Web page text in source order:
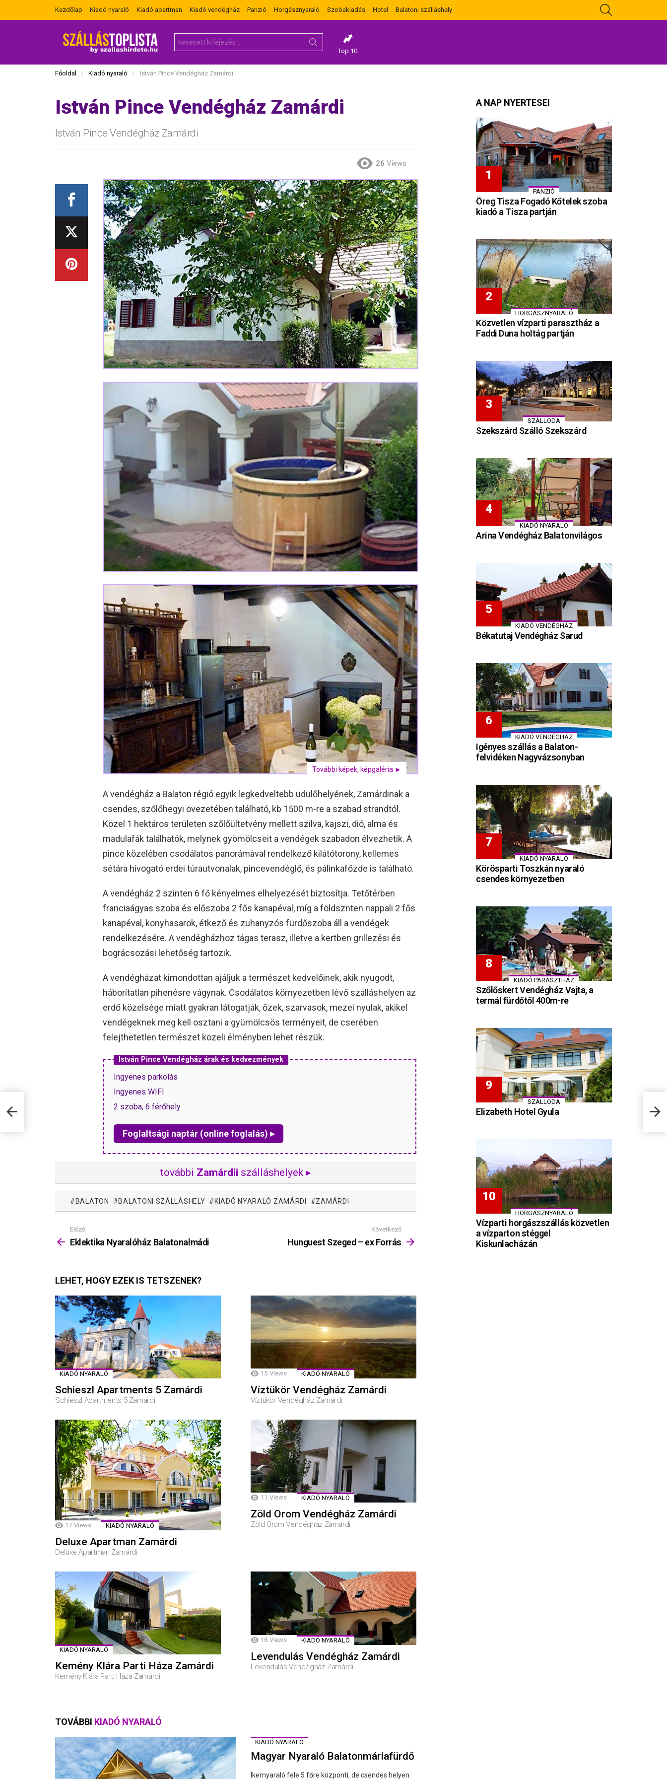
Kezdőlap Kiadó nyaraló Kiadó apartman Kiadó vendégház Panzió Horgásznyaraló Szobakiadás Hotel Balatoni szálláshely
for:
Top 10
Itt vagy most:
Főoldal Kiadó nyaraló István Pince Vendégház Zamárdi
István Pince Vendégház Zamárdi
István Pince Vendégház Zamárdi
26 Views
További képek, képgaléria ►
A vendégház a Balaton régió egyik legkedveltebb üdülőhelyének, Zamárdinak a
csendes, szőlőhegyi övezetében található, kb 1500 m-re a szabad strandtól.
Közel 1 hektáros területen szőlőültetvény mellett szilva, kajszi, dió, alma és
madulafák találhatók, melynek gyömölcseit a vendégek szabadon élvezhetik. A
pince közelében csodálatos panorámával rendelkező kilátótorony, kellemes
sétára hívogató erdei túrautvonalak, pincevendéglő, és pálinkafőzde is található.
A vendégház 2 szinten 6 fő kényelmes elhelyezését biztosítja. Tetőtérben
franciaágyas szoba és előszoba 2 fős kanapéval, míg a földsznten nappali 2 fős
kanapéval, konyhasarok, étkező és zuhanyzós fürdőszoba áll a vendégek
rendelkezésére. A vendégházhoz tágas terasz, illetve a kertben grillezési és
bográcsozási lehetőség tartozik.
A vendégházat kimondottan ajáljuk a természet kedvelőinek, akik nyugodt,
háborítatlan pihenésre vágynak. Csodálatos környezetben lévő szálláshelyen az
erdő közelsége miatt gyakran látogatják, őzek, szarvasok, mezei nyulak, akikel
vendégeknek meg kell osztani a gyümölcsös terményeit, de cserében
felejthetetlen természet közeli élményben lehet részük.
István Pince Vendégház árak és kedvezmények
Ingyenes parkolás
Ingyenes WIFI
2 szoba, 6 férőhely
Foglaltsági naptár (online foglalás) ▸
további Zamárdii szálláshelyek ▸
BALATON BALATONI SZÁLLÁSHELY KIADÓ NYARALÓ ZAMÁRDI ZAMÁRDI
Mutass
többet
Előző
Eklektika Nyaralóház Balatonalmádi
Következő
Hunguest Szeged – ex Forrás
LEHET, HOGY EZEK IS TETSZENEK?
KIADÓ NYARALÓ
Schieszl Apartments 5 Zamárdi
Schieszl Apartments 5 Zamárdi
15 Views KIADÓ NYARALÓ
Víztükör Vendégház Zamárdi
Víztükör Vendégház Zamárdi
17 Views KIADÓ NYARALÓ
Deluxe Apartman Zamárdi
Deluxe Apartman Zamárdi
11 Views KIADÓ NYARALÓ
Zöld Orom Vendégház Zamárdi
Zöld Orom Vendégház Zamárdi
KIADÓ NYARALÓ
Kemény Klára Parti Háza Zamárdi
Kemény Klára Parti Háza Zamárdi
18 Views KIADÓ NYARALÓ
Levendulás Vendégház Zamárdi
Levendulás Vendégház Zamárdi
TOVÁBBI KIADÓ NYARALÓ
KIADÓ NYARALÓ
Magyar Nyaraló Balatonmáriafürdő
Ikernyaraló fele 5 főre központi, de csendes helyen.
A NAP NYERTESEI
PANZIÓ
Öreg Tisza Fogadó Kőtelek szoba
kiadó a Tisza partján
HORGÁSZNYARALÓ
Közvetlen vízparti parasztház a
Faddi Duna holtág partján
SZÁLLODA
Szekszárd Szálló Szekszárd
KIADÓ NYARALÓ
Arina Vendégház Balatonvilágos
KIADÓ VENDÉGHÁZ
Békatutaj Vendégház Sarud
KIADÓ VENDÉGHÁZ
Igényes szállás a Balaton-
felvidéken Nagyvázsonyban
KIADÓ NYARALÓ
Körösparti Toszkán nyaraló
csendes környezetben
KIADÓ PARASZTHÁZ
Szőlőskert Vendégház Vajta, a
termál fürdőtől 400m-re
SZÁLLODA
Elizabeth Hotel Gyula
HORGÁSZNYARALÓ
Vízparti horgászszállás közvetlen
a vízparton stéggel
Kiskunlacházán